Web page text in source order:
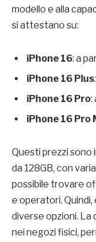
modello e alla
si attestano su:
iPhone 16: a
iPhone 16 Plus
iPhone 16 Pro:
iPhone 16 Pro
Questi prezzi sono
da 128GB, con
possibile trovare
e operatori.
diverse opzioni. La
nei negozi fisici,